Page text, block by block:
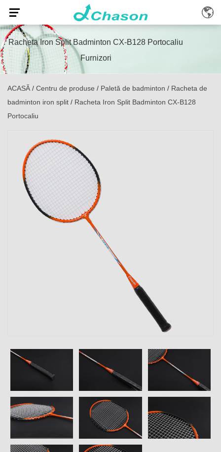
Racheta Iron Split Badminton CX-B128 Portocaliu
Furnizori
ACASĂ / Centru de produse / Paletă de badminton / Racheta de
badminton iron split / Racheta Iron Split Badminton CX-B128
Portocaliu